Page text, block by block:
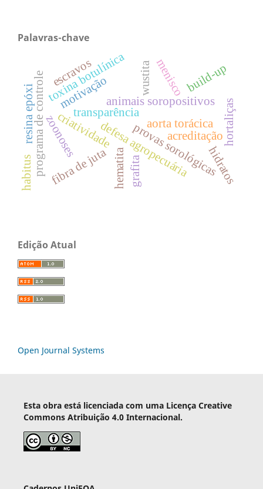
Palavras-chave
transparência
aorta torácica
criatividade
motivação
zoonoses defesa agropecuária
programa de controle animais soropositivos
provas sorológicas
wustita menisco
acreditação
toxina botulínica
escravos
fibra de juta
resina epóxi
hematita
hortaliças
build-up
grafita hidratos
habitus
Edição Atual
Open Journal Systems
Esta obra está licenciada com uma Licença Creative
Commons Atribuição 4.0 Internacional.